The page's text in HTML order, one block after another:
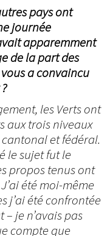
pays ont
journée
apparemment
de la part des
a convaincu
les Verts ont
aux trois niveaux
et fédéral.
le sujet fut le
propos tenus ont
été moi-même
j’ai été confrontée
je n’avais pas
compte que